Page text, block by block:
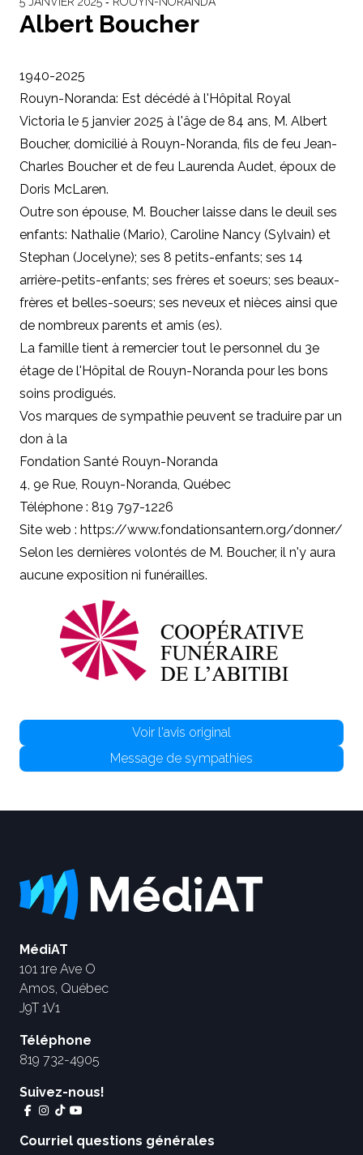
Albert Boucher
1940-2025
Rouyn-Noranda: Est décédé à l'Hôpital Royal
Victoria le 5 janvier 2025 à l'âge de 84 ans, M. Albert
Boucher, domicilié à Rouyn-Noranda, fils de feu Jean-
Charles Boucher et de feu Laurenda Audet, époux de
Doris McLaren.
Outre son épouse, M. Boucher laisse dans le deuil ses
enfants: Nathalie (Mario), Caroline Nancy (Sylvain) et
Stephan (Jocelyne); ses 8 petits-enfants; ses 14
arrière-petits-enfants; ses frères et soeurs; ses beaux-
frères et belles-soeurs; ses neveux et nièces ainsi que
de nombreux parents et amis (es).
La famille tient à remercier tout le personnel du 3e
étage de l'Hôpital de Rouyn-Noranda pour les bons
soins prodigués.
Vos marques de sympathie peuvent se traduire par un
don à la
Fondation Santé Rouyn-Noranda
4, 9e Rue, Rouyn-Noranda, Québec
Téléphone : 819 797-1226
Site web : https://www.fondationsantern.org/donner/
Selon les dernières volontés de M. Boucher, il n'y aura
aucune exposition ni funérailles.
Voir l'avis original
Message de sympathies
MédiAT
101 1re Ave O
Amos, Québec
J9T 1V1
Téléphone
819 732-4905
Suivez-nous!
Courriel questions générales